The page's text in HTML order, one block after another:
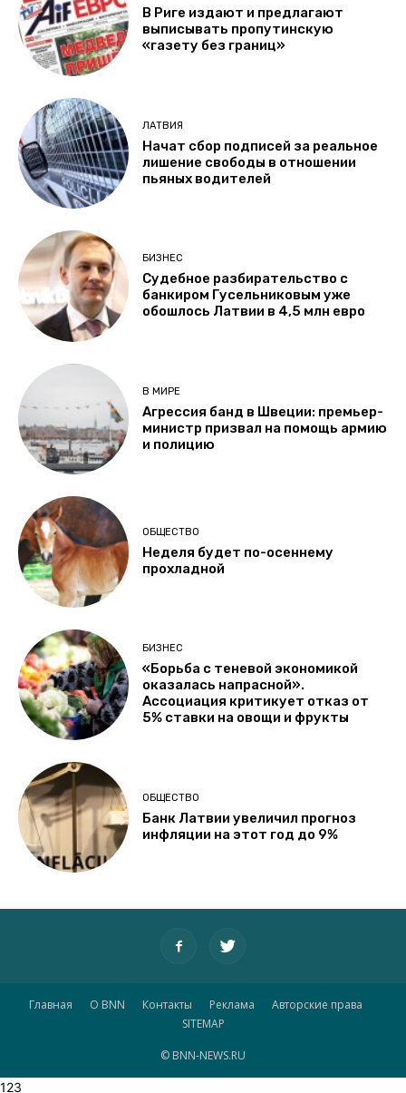
В Риге издают и предлагают
выписывать пропутинскую
«газету без границ»
ЛАТВИЯ
Начат сбор подписей за реальное
лишение свободы в отношении
пьяных водителей
БИЗНЕС
Судебное разбирательство с
банкиром Гусельниковым уже
обошлось Латвии в 4,5 млн евро
В МИРЕ
Агрессия банд в Швеции: премьер-
министр призвал на помощь армию
и полицию
ОБЩЕСТВО
Неделя будет по-осеннему
прохладной
БИЗНЕС
«Борьба с теневой экономикой
оказалась напрасной».
Ассоциация критикует отказ от
5% ставки на овощи и фрукты
ОБЩЕСТВО
Банк Латвии увеличил прогноз
инфляции на этот год до 9%
Главная О BNN Контакты Реклама
Авторские права
SITEMAP
© BNN-NEWS.RU
123